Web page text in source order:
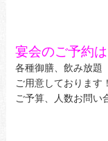
宴会のご予約
各種御膳、飲み放
ご用意しております
ご予算、人数お問い